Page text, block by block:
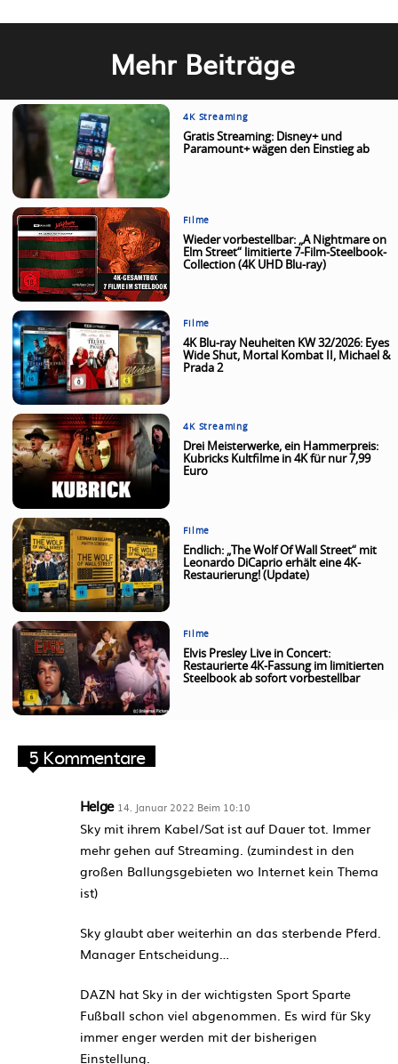
Mehr Beiträge
4K Streaming
Gratis Streaming: Disney+ und
Paramount+ wägen den Einstieg ab
Filme
Wieder vorbestellbar: „A Nightmare on
Elm Street“ limitierte 7-Film-Steelbook-
Collection (4K UHD Blu-ray)
Filme
4K Blu-ray Neuheiten KW 32/2026: Eyes
Wide Shut, Mortal Kombat II, Michael &
Prada 2
4K Streaming
Drei Meisterwerke, ein Hammerpreis:
Kubricks Kultfilme in 4K für nur 7,99
Euro
Filme
Endlich: „The Wolf Of Wall Street“ mit
Leonardo DiCaprio erhält eine 4K-
Restaurierung! (Update)
Filme
Elvis Presley Live in Concert:
Restaurierte 4K-Fassung im limitierten
Steelbook ab sofort vorbestellbar
5 Kommentare
Helge 14. Januar 2022 Beim 10:10
Sky mit ihrem Kabel/Sat ist auf Dauer tot. Immer
mehr gehen auf Streaming. (zumindest in den
großen Ballungsgebieten wo Internet kein Thema
ist)
Sky glaubt aber weiterhin an das sterbende Pferd.
Manager Entscheidung…
DAZN hat Sky in der wichtigsten Sport Sparte
Fußball schon viel abgenommen. Es wird für Sky
immer enger werden mit der bisherigen
Einstellung.